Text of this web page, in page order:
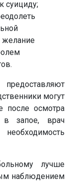
суициду;
желание
могут
после осмотра
в запое, врач
лучше
наблюдением